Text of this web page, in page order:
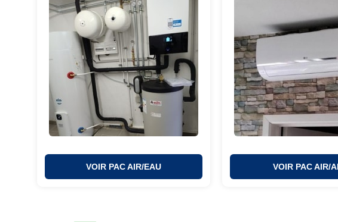
VOIR PAC AIR/EAU VOIR PAC AIR/